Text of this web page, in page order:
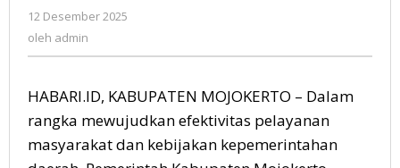
Pemerintahan
12 Desember 2025
oleh admin
HABARI.ID, KABUPATEN MOJOKERTO – Dalam
rangka mewujudkan efektivitas pelayanan
masyarakat dan kebijakan kepemerintahan